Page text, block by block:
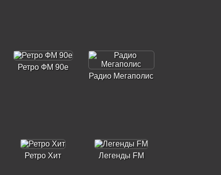
Ретро ФМ 90е
Радио Мегаполис
Ретро Хит Легенды FM